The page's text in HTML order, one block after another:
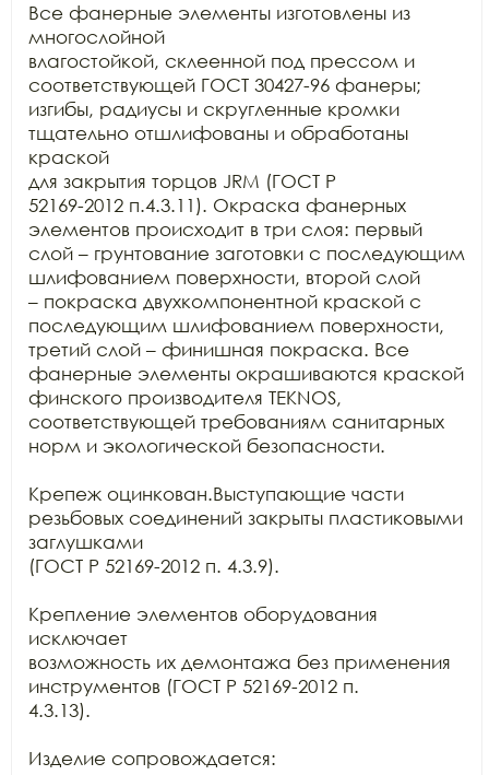
Все фанерные элементы изготовлены из
многослойной
влагостойкой, склеенной под прессом и
соответствующей ГОСТ 30427-96 фанеры;
изгибы, радиусы и скругленные кромки
тщательно отшлифованы и обработаны
краской
для закрытия торцов JRM (ГОСТ Р
52169-2012 п.4.3.11). Окраска фанерных
элементов происходит в три слоя: первый
слой – грунтование заготовки с последующим
шлифованием поверхности, второй слой
– покраска двухкомпонентной краской с
последующим шлифованием поверхности,
третий слой – финишная покраска. Все
фанерные элементы окрашиваются краской
финского производителя TEKNOS,
соответствующей требованиям санитарных
норм и экологической безопасности.
Крепеж оцинкован.Выступающие части
резьбовых соединений закрыты пластиковыми
заглушками
(ГОСТ Р 52169-2012 п. 4.3.9).
Крепление элементов оборудования
исключает
возможность их демонтажа без применения
инструментов (ГОСТ Р 52169-2012 п.
4.3.13).
Изделие сопровождается: